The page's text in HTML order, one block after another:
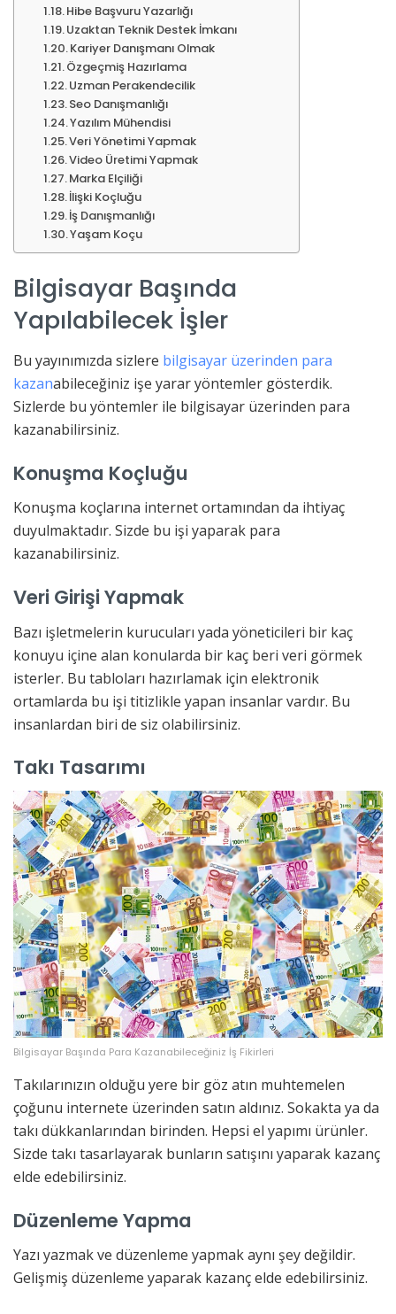
Hibe Başvuru Yazarlığı
Uzaktan Teknik Destek İmkanı
Kariyer Danışmanı Olmak
Özgeçmiş Hazırlama
Uzman Perakendecilik
Seo Danışmanlığı
Yazılım Mühendisi
Veri Yönetimi Yapmak
Video Üretimi Yapmak
Marka Elçiliği
İlişki Koçluğu
İş Danışmanlığı
Yaşam Koçu
Bilgisayar Başında
Yapılabilecek İşler
Bu yayınımızda sizlere bilgisayar üzerinden para
kazanabileceğiniz işe yarar yöntemler gösterdik.
Sizlerde bu yöntemler ile bilgisayar üzerinden para
kazanabilirsiniz.
Konuşma Koçluğu
Konuşma koçlarına internet ortamından da ihtiyaç
duyulmaktadır. Sizde bu işi yaparak para
kazanabilirsiniz.
Veri Girişi Yapmak
Bazı işletmelerin kurucuları yada yöneticileri bir kaç
konuyu içine alan konularda bir kaç beri veri görmek
isterler. Bu tabloları hazırlamak için elektronik
ortamlarda bu işi titizlikle yapan insanlar vardır. Bu
insanlardan biri de siz olabilirsiniz.
Takı Tasarımı
Bilgisayar Başında Para Kazanabileceğiniz İş Fikirleri
Takılarınızın olduğu yere bir göz atın muhtemelen
çoğunu internete üzerinden satın aldınız. Sokakta ya da
takı dükkanlarından birinden. Hepsi el yapımı ürünler.
Sizde takı tasarlayarak bunların satışını yaparak kazanç
elde edebilirsiniz.
Düzenleme Yapma
Yazı yazmak ve düzenleme yapmak aynı şey değildir.
Gelişmiş düzenleme yaparak kazanç elde edebilirsiniz.